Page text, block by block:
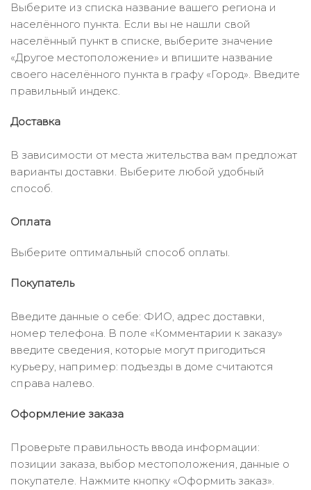
Выберите из списка название вашего региона и
населённого пункта. Если вы не нашли свой
населённый пункт в списке, выберите значение
«Другое местоположение» и впишите название
своего населённого пункта в графу «Город». Введите
правильный индекс.
Доставка
В зависимости от места жительства вам предложат
варианты доставки. Выберите любой удобный
способ.
Оплата
Выберите оптимальный способ оплаты.
Покупатель
Введите данные о себе: ФИО, адрес доставки,
номер телефона. В поле «Комментарии к заказу»
введите сведения, которые могут пригодиться
курьеру, например: подъезды в доме считаются
справа налево.
Оформление заказа
Проверьте правильность ввода информации:
позиции заказа, выбор местоположения, данные о
покупателе. Нажмите кнопку «Оформить заказ».